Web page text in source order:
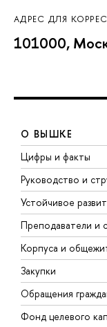
АДРЕС ДЛЯ
101000,
О ВЫШКЕ
Цифры и факты
Руководство и
Устойчивое
Преподаватели и
Корпуса и
Закупки
Обращения
Фонд целевого